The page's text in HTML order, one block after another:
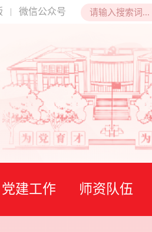
微信公众号
党建工作 师资队伍